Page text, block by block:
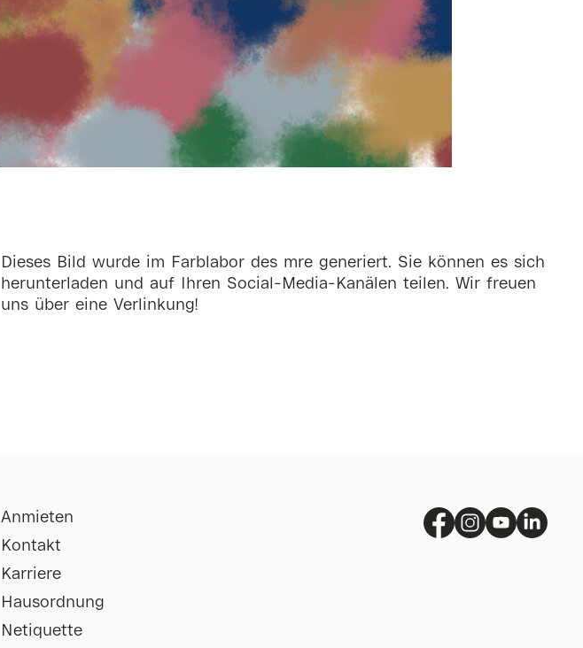
Dieses Bild wurde im Farblabor des mre generiert. Sie können es sich
herunterladen und auf Ihren Social-Media-Kanälen teilen. Wir freuen
uns über eine Verlinkung!
Anmieten
Kontakt
Karriere
Hausordnung
Netiquette